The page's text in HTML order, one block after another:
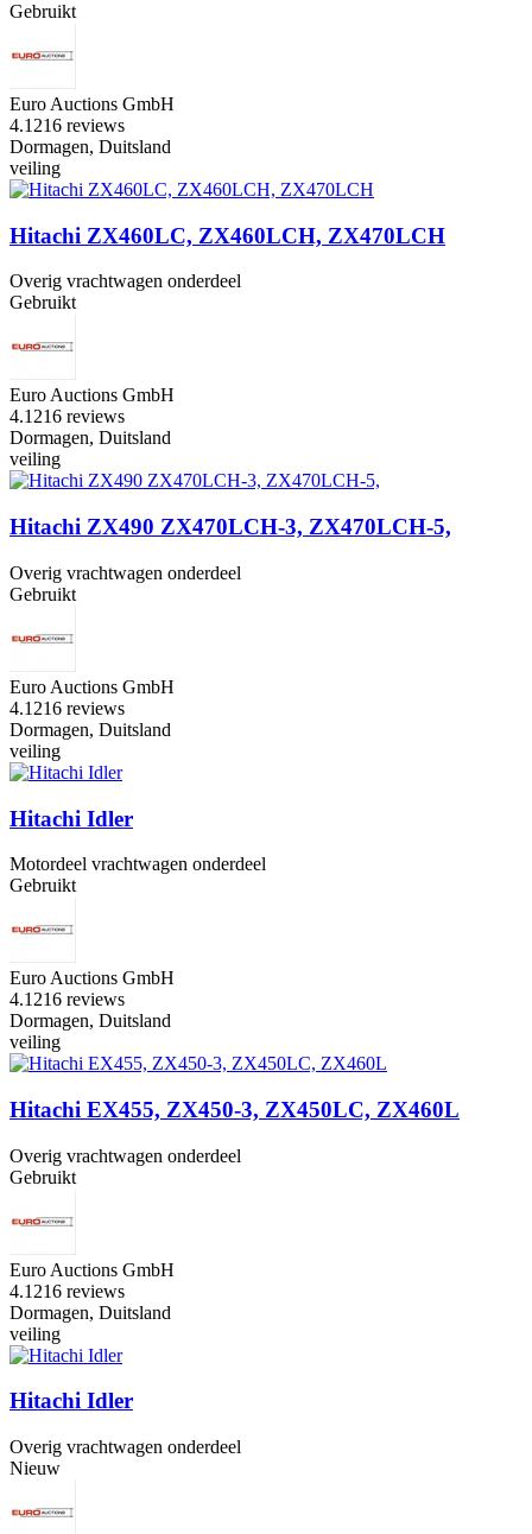
Gebruikt
Euro Auctions GmbH
4.1 216 reviews
Dormagen, Duitsland
veiling
Hitachi ZX460LC, ZX460LCH, ZX470LCH
Overig vrachtwagen onderdeel
Gebruikt
Euro Auctions GmbH
4.1216 reviews
Dormagen, Duitsland
veiling
Hitachi ZX490 ZX470LCH-3, ZX470LCH-5,
Overig vrachtwagen onderdeel
Gebruikt
Euro Auctions GmbH
4.1 216 reviews
Dormagen, Duitsland
veiling
Hitachi Idler
Motordeel vrachtwagen onderdeel
Gebruikt
Euro Auctions GmbH
4.1 216 reviews
Dormagen, Duitsland
veiling
Hitachi EX455, ZX450-3, ZX450LC, ZX460L
Overig vrachtwagen onderdeel
Gebruikt
Euro Auctions GmbH
4.1 216 reviews
Dormagen, Duitsland
veiling
Hitachi Idler
Overig vrachtwagen onderdeel
Nieuw